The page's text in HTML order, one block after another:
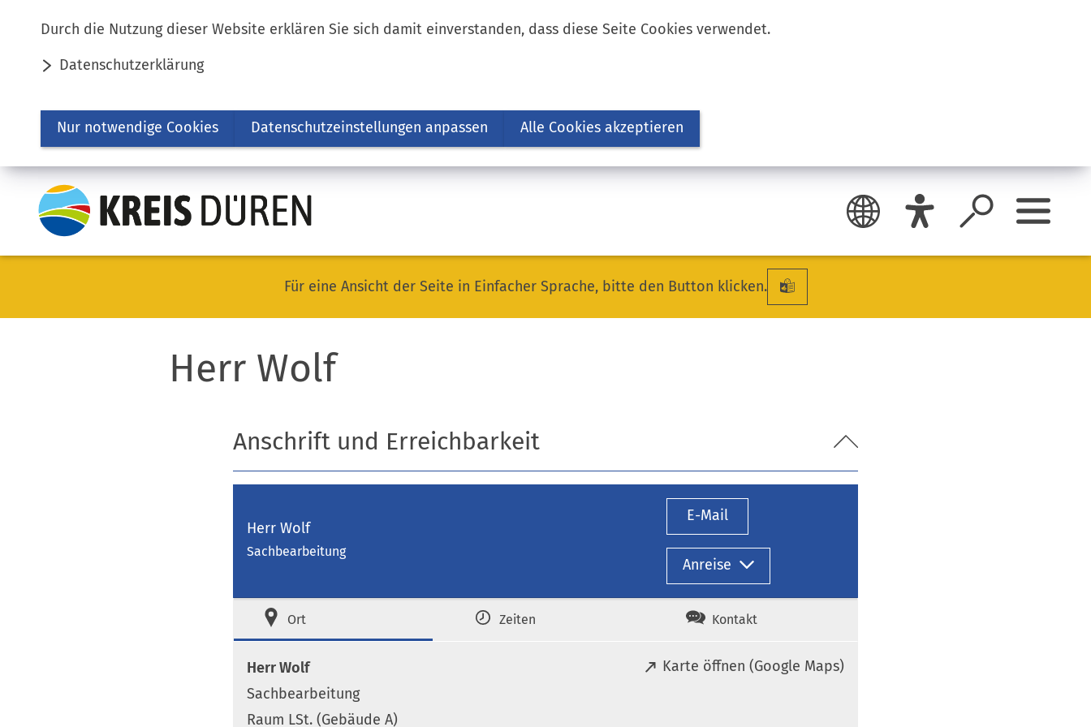
Durch die Nutzung dieser Website erklären Sie sich damit einverstanden, dass diese Seite Cookies verwendet.
Datenschutzerklärung
Nur notwendige Cookies Datenschutzeinstellungen anpassen Alle Cookies akzeptieren
Inhalt anspringen
Für eine Ansicht der Seite in Einfacher Sprache, bitte den Button klicken.
Herr Wolf
Anschrift und Erreichbarkeit
Herr Wolf
Sachbearbeitung
E-Mail
Anreise
Ort Zeiten Kontakt
Herr Wolf
Sachbearbeitung
Raum LSt. (Gebäude A)
Karte öffnen (Google Maps)
(